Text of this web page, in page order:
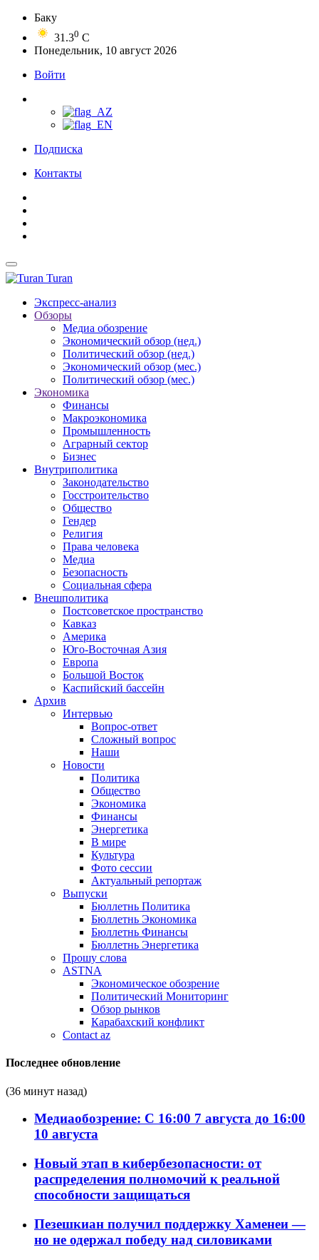
Баку
31.30 C
Понедельник, 10 август 2026
Войти
Подписка
Контакты
Turan
Экспресс-анализ
Обзоры
Медиа обозрение
Экономический обзор (нед.)
Политический обзор (нед.)
Экономический обзор (мес.)
Политический обзор (мес.)
Экономика
Финансы
Макроэкономика
Промышленность
Аграрный сектор
Бизнес
Внутриполитика
Законодательство
Госстроительство
Общество
Гендер
Религия
Права человека
Медиа
Безопасность
Социальная сфера
Внешполитика
Постсоветское пространство
Кавказ
Америка
Юго-Восточная Азия
Европа
Большой Восток
Каспийский бассейн
Архив
Интервью
Вопрос-ответ
Сложный вопрос
Наши
Новости
Политика
Общество
Экономика
Финансы
Энергетика
В мире
Культура
Фото сессии
Актуальный репортаж
Выпуски
Бюллетнь Политика
Бюллетнь Экономика
Бюллетнь Финансы
Бюллетнь Энергетика
Прошу слова
ASTNA
Экономическое обозрение
Политический Мониторинг
Обзор рынков
Карабахский конфликт
Contact az
Последнее обновление
(36 минут назад)
Медиаобозрение: С 16:00 7 августа до 16:00
10 августа
Новый этап в кибербезопасности: от
распределения полномочий к реальной
способности защищаться
Пезешкиан получил поддержку Хаменеи —
но не одержал победу над силовиками